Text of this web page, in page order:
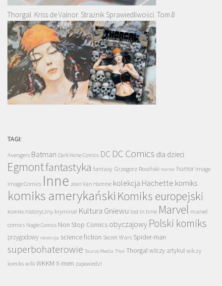
Thorgal. Kriss de Valnor. Strażnik Sprawiedliwości. Tom 8
TAGI:
Avengers Batman Dark Horse Comics DC DC Comics dla dzieci
Egmontfantastyka fantasy Grzegorz Rosiński horror humor Image
Image Comics Inne Jean Van Hamme kolekcja Hachette komiks
komiks amerykański Komiks europejski
komiks historyczny kryminał Kultura Gniewu lost in time Marvel marvel
comics Nagle Comics Non Stop Comics obyczajowy Polski komiks
przygodowy recenzja science fiction Secret Wars Spider-man
superbohaterowie Taurus Media Thor Thorgal wilczy artykuł wilczy
komiks wilk WKKM X-men zapowiedzi